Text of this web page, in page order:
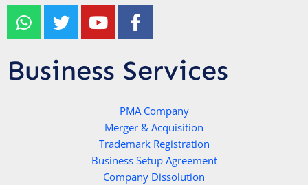
W
h
a
t
s
T
w
i
t
t
Y
o
u
t
u
F
a
c
e
b
o
k
-
f
Business Services
PMA Company
Merger & Acquisition
Trademark Registration
Business Setup Agreement
Company Dissolution